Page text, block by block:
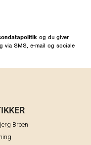
og du giver
via SMS, e-mail og sociale
Broen